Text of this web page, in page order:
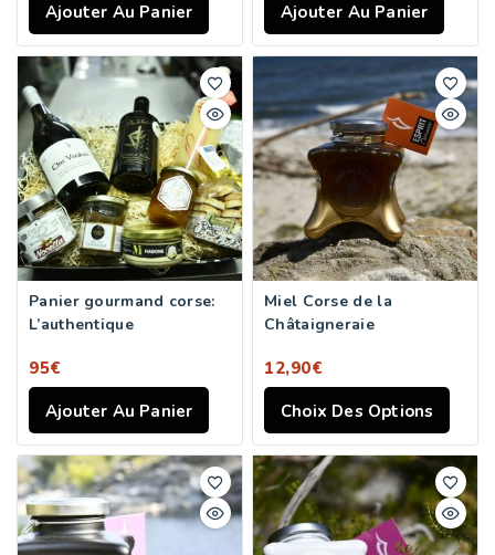
Ajouter Au Panier
Ajouter Au Panier
Panier gourmand corse:
L’authentique
95€
Ajouter Au Panier
Miel Corse de la
Châtaigneraie
12,90€
Choix Des Options